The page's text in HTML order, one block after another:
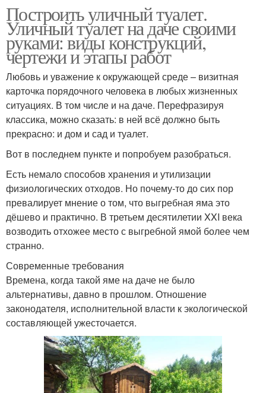
Построить уличный туалет.
Уличный туалет на даче своими
руками: виды конструкций,
чертежи и этапы работ
Любовь и уважение к окружающей среде – визитная
карточка порядочного человека в любых жизненных
ситуациях. В том числе и на даче. Перефразируя
классика, можно сказать: в ней всё должно быть
прекрасно: и дом и сад и туалет.
Вот в последнем пункте и попробуем разобраться.
Есть немало способов хранения и утилизации
физиологических отходов. Но почему-то до сих пор
превалирует мнение о том, что выгребная яма это
дёшево и практично. В третьем десятилетии XXI века
возводить отхожее место с выгребной ямой более чем
странно.
Современные требования
Времена, когда такой яме на даче не было
альтернативы, давно в прошлом. Отношение
законодателя, исполнительной власти к экологической
составляющей ужесточается.